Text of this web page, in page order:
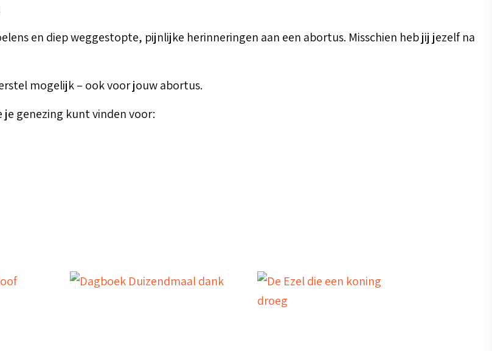
en diep weggestopte, pijnlijke herinneringen aan een abortus. Misschien heb jij jezelf na
mogelijk – ook voor jouw abortus.
genezing kunt vinden voor: